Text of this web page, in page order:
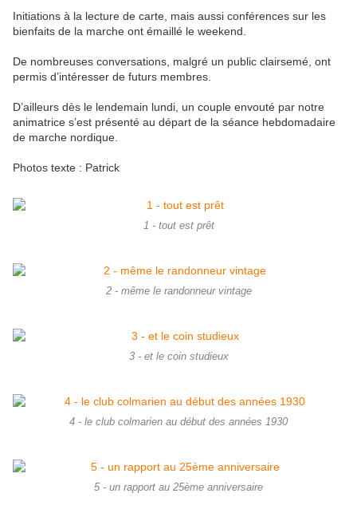
Initiations à la lecture de carte, mais aussi conférences sur les
bienfaits de la marche ont émaillé le weekend.
De nombreuses conversations, malgré un public clairsemé, ont
permis d’intéresser de futurs membres.
D’ailleurs dès le lendemain lundi, un couple envouté par notre
animatrice s’est présenté au départ de la séance hebdomadaire
de marche nordique.
Photos texte : Patrick
1 - tout est prêt
2 - même le randonneur vintage
3 - et le coin studieux
4 - le club colmarien au début des années 1930
5 - un rapport au 25ème anniversaire